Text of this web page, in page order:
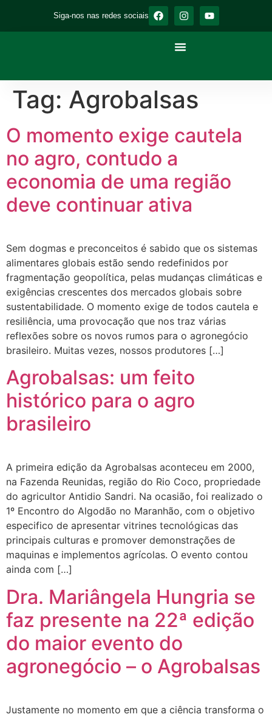
Siga-nos nas redes sociais
Tag: Agrobalsas
O momento exige cautela
no agro, contudo a
economia de uma região
deve continuar ativa
Sem dogmas e preconceitos é sabido que os sistemas
alimentares globais estão sendo redefinidos por
fragmentação geopolítica, pelas mudanças climáticas e
exigências crescentes dos mercados globais sobre
sustentabilidade. O momento exige de todos cautela e
resiliência, uma provocação que nos traz várias
reflexões sobre os novos rumos para o agronegócio
brasileiro. Muitas vezes, nossos produtores […]
Agrobalsas: um feito
histórico para o agro
brasileiro
A primeira edição da Agrobalsas aconteceu em 2000,
na Fazenda Reunidas, região do Rio Coco, propriedade
do agricultor Antidio Sandri. Na ocasião, foi realizado o
1º Encontro do Algodão no Maranhão, com o objetivo
especifico de apresentar vitrines tecnológicas das
principais culturas e promover demonstrações de
maquinas e implementos agrícolas. O evento contou
ainda com […]
Dra. Mariângela Hungria se
faz presente na 22ª edição
do maior evento do
agronegócio – o Agrobalsas
Justamente no momento em que a ciência transforma o